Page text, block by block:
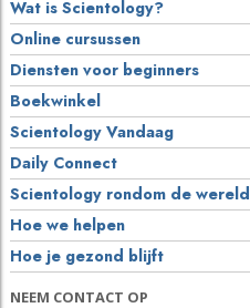
Wat is Scientology?
Online cursussen
Diensten voor beginners
Boekwinkel
Scientology Vandaag
Daily Connect
Scientology rondom de wereld
Hoe we helpen
Hoe je gezond blijft
NEEM CONTACT OP